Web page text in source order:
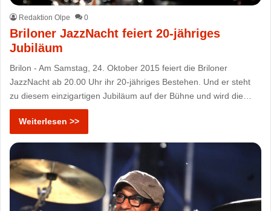
Redaktion Olpe 0
Briloner JazzNacht feiert 20-jähriges
Jubiläum
Brilon - Am Samstag, 24. Oktober 2015 feiert die Briloner
JazzNacht ab 20.00 Uhr ihr 20-jähriges Bestehen. Und er steht
zu diesem einzigartigen Jubiläum auf der Bühne und wird die…
Weiterlesen >>